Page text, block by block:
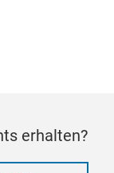
erhalten?